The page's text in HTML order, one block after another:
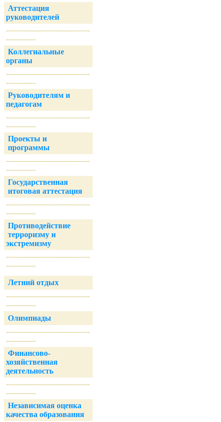
Аттестация
руководителей
----------------------------------
------------
Коллегиальные
органы
----------------------------------
------------
Руководителям и
педагогам
----------------------------------
------------
Проекты и
программы
----------------------------------
------------
Государственная
итоговая аттестация
----------------------------------
------------
Противодействие
терроризму и
экстремизму
----------------------------------
------------
Летний отдых
----------------------------------
------------
Олимпиады
----------------------------------
------------
Финансово-
хозяйственная
деятельность
----------------------------------
------------
Независимая оценка
качества образования